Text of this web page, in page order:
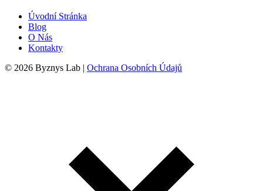
Úvodní Stránka
Blog
O Nás
Kontakty
© 2026 Byznys Lab | Ochrana Osobních Údajů